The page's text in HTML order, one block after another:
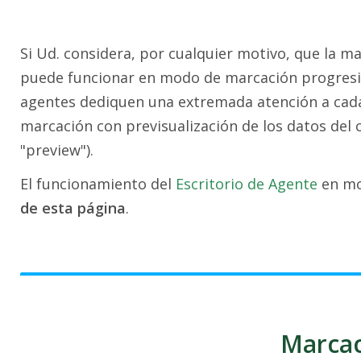
Si Ud. considera, por cualquier motivo, que la
puede funcionar en modo de marcación
agentes dediquen una extremada atención a
marcación con previsualización de los datos
"preview").
El funcionamiento del Escritorio de Agente en
de esta página.